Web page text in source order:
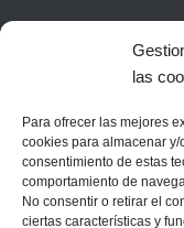
las
Para ofrecer las mejores
cookies para almacenar
consentimiento de estas
comportamiento de
No consentir o retirar el
ciertas características y